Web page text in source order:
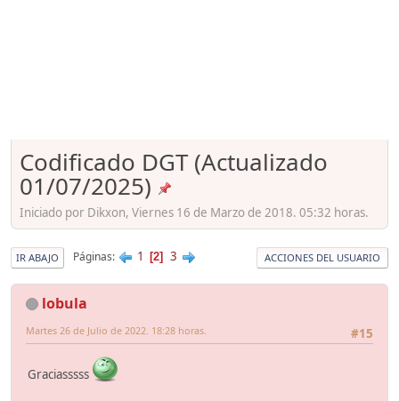
Codificado DGT (Actualizado
01/07/2025)
Iniciado por Dikxon, Viernes 16 de Marzo de 2018. 05:32 horas.
IR ABAJO Páginas 1 2 3 ACCIONES DEL USUARIO
lobula
#15
Martes 26 de Julio de 2022. 18:28 horas.
Graciasssss